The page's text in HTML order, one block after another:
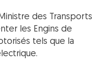
des Transports
les Engins de
tels que la